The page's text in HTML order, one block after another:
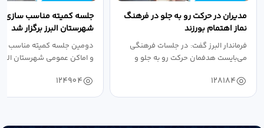
مدیران در حرکت رو به جلو در فرهنگ
نماز اهتمام بورزند
فرماندار البرز گفت: در جلسات فرهنگی
می‌بایست هدفمان حرکت رو به جلو و
128184
جلسه کمیته مناسب سازی
شهرستان البرز برگزار شد
دومین جلسه کمیته مناسب
و اماکن عمومی شهرستان
124904